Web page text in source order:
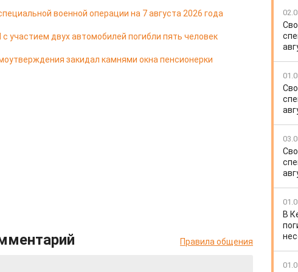
военной операции на 7 августа 2026 года
участием двух автомобилей погибли пять человек
закидал камнями окна пенсионерки
Правила общения
В